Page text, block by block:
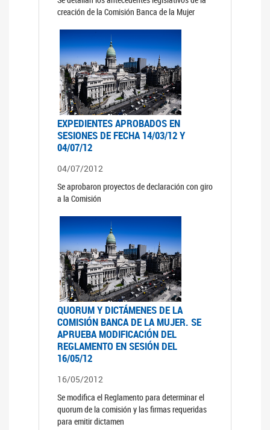
creación de la Comisión Banca de la Mujer
EXPEDIENTES APROBADOS EN
SESIONES DE FECHA 14/03/12 Y
04/07/12
04/07/2012
Se aprobaron proyectos de declaración con giro
a la Comisión
QUORUM Y DICTÁMENES DE LA
COMISIÓN BANCA DE LA MUJER. SE
APRUEBA MODIFICACIÓN DEL
REGLAMENTO EN SESIÓN DEL
16/05/12
16/05/2012
Se modifica el Reglamento para determinar el
quorum de la comisión y las firmas requeridas
para emitir dictamen